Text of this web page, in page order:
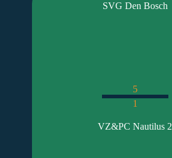
SVG Den Bosch
5
1
VZ&PC Nautilus 2